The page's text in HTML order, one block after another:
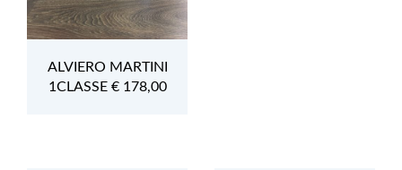
ALVIERO MARTINI
1CLASSE € 178,00